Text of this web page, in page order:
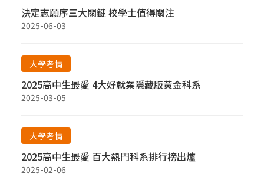
決定志願序三大關鍵 校學士值得關注
2025-06-03
大學考情
2025高中生最愛 4大好就業隱藏版黃金科系
2025-03-05
大學考情
2025高中生最愛 百大熱門科系排行榜出爐
2025-02-06